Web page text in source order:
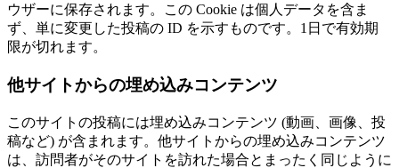
ウザーに保存されます。この Cookie は個人データを含ま
ず、単に変更した投稿の ID を示すものです。1日で有効期
限が切れます。
他サイトからの埋め込みコンテンツ
このサイトの投稿には埋め込みコンテンツ (動画、画像、投
稿など) が含まれます。他サイトからの埋め込みコンテンツ
は、訪問者がそのサイトを訪れた場合とまったく同じように